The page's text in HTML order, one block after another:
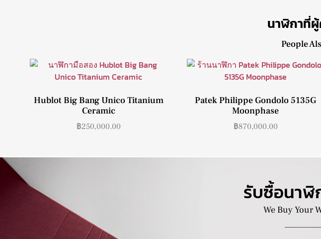
นาฬิกาที่
People
Hublot Big Bang Unico Titanium
Ceramic
฿250,000.00
Patek Philippe Gondolo 5135G
Moonphase
฿870,000.00
รับซื้อนาฬิ
We Buy Your